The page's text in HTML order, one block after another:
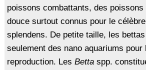
poissons combattants, des poissons
douce surtout connus pour le
splendens. De petite taille, les
seulement des nano aquariums pour
reproduction. Les Bettaspp.